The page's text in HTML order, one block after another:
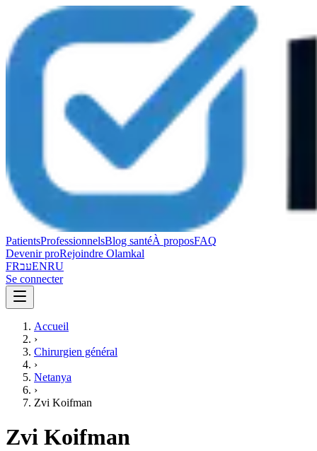
PatientsProfessionnelsBlog santéÀ proposFAQ
Devenir proRejoindre Olamkal
FRעבENRU
Se connecter
Accueil
›
Chirurgien général
›
Netanya
›
Zvi Koifman
Zvi Koifman